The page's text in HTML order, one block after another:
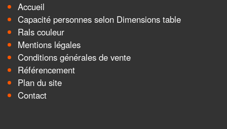
Accueil
Capacité personnes selon Dimensions table
Rals couleur
Mentions légales
Conditions générales de vente
Référencement
Plan du site
Contact